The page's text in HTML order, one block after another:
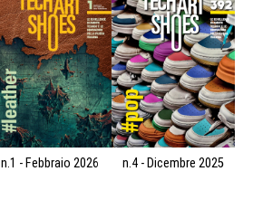
n.1 - Febbraio 2026 n.4 - Dicembre 2025